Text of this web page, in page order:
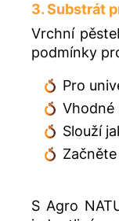
3. Substrát
Vrchní
podmínky
Pro
Vhodné
Slouží
S Agro